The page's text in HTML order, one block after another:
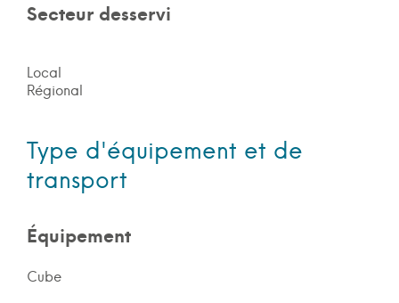
Secteur desservi
Local
Régional
Type d'équipement et de
transport
Équipement
Cube